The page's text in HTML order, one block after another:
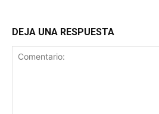
DEJA UNA RESPUESTA